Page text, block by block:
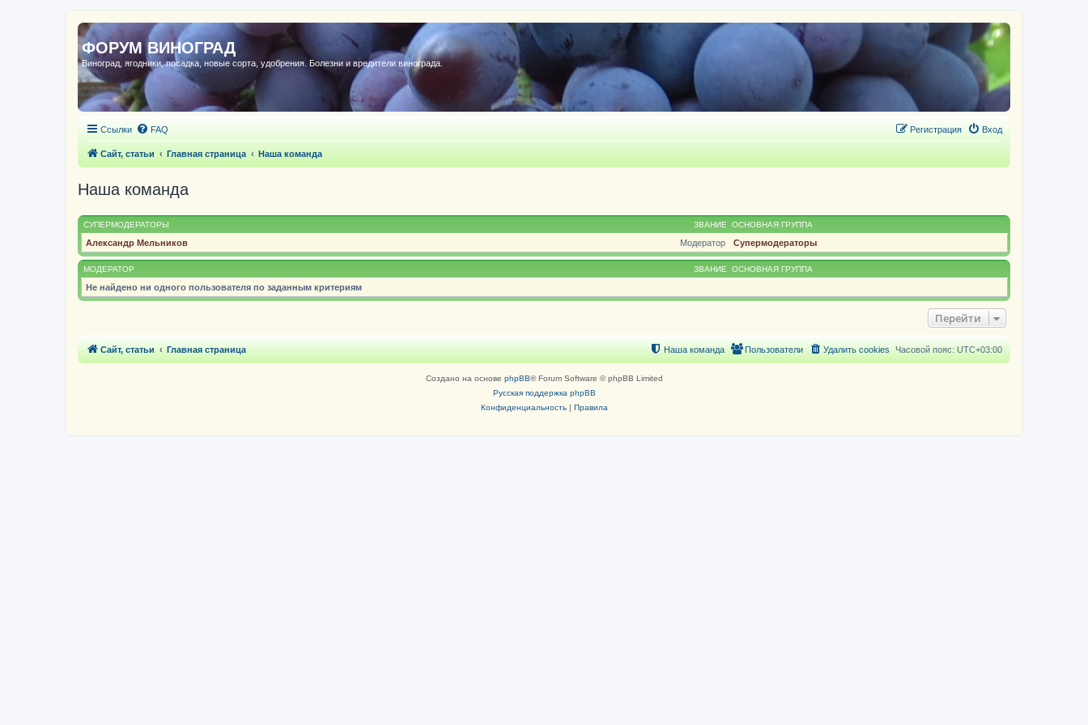
ФОРУМ ВИНОГРАД
Виноград, ягодники, посадка, новые сорта, удобрения. Болезни и вредители винограда.
Ссылки FAQ Вход
Регистрация
Сайт, статьи Главная страница Наша команда
Наша команда
ЗВАНИЕ
СУПЕРМОДЕРАТОРЫ ОСНОВНАЯ ГРУППА
Модератор
Александр Мельников Супермодераторы
ЗВАНИЕ
МОДЕРАТОР ОСНОВНАЯ ГРУППА
Не найдено ни одного пользователя по заданным критериям
Перейти
Сайт, статьи Главная страница Часовой пояс: UTC+03:00
Удалить cookies
Пользователи
Наша команда
Создано на основе phpBB® Forum Software © phpBB Limited
Русская поддержка phpBB
Конфиденциальность| Правила